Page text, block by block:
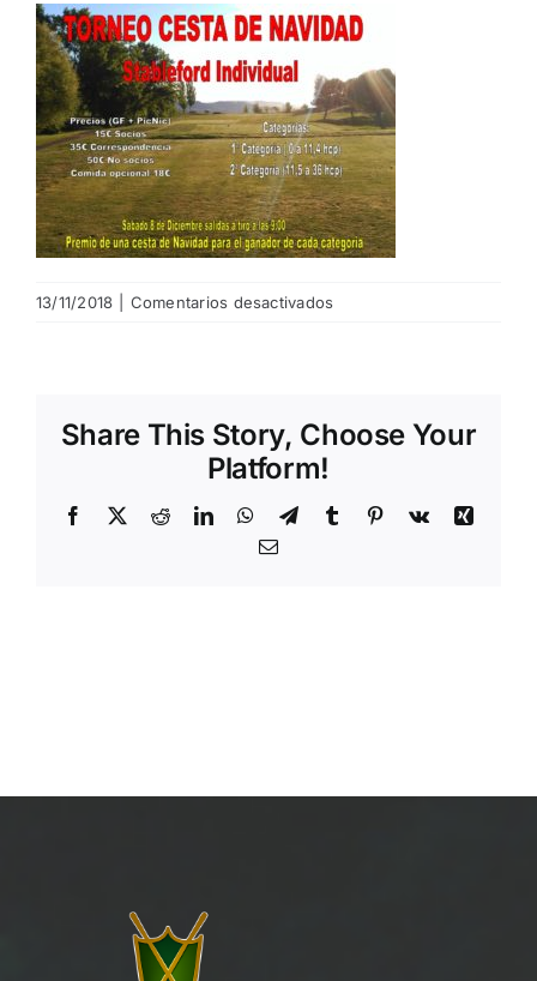
NOTICIAS
HAZTE SOCIO
OFERTAS
13/11/2018 Comentarios desactivados
Share This Story, Choose Your
Platform!
Facebook
X RedditLinkedInWhatsApp
TelegramTumblr Pinterest
Vk
Xing
Email